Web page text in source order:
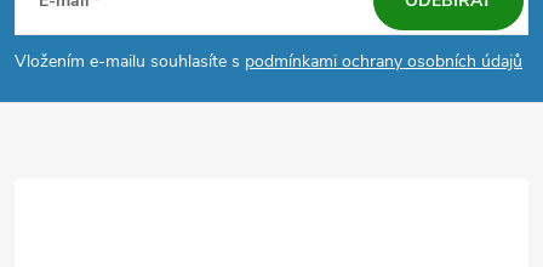
p
a
Vložením e-mailu souhlasíte s podmínkami ochrany osobních údajů